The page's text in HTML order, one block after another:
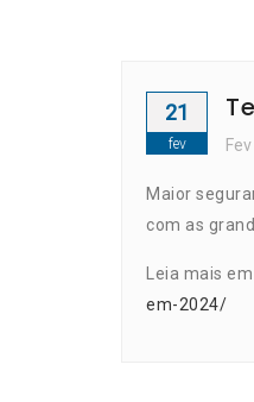
21
fev Fev
Maior
com as
Leia mais em
em-2024/